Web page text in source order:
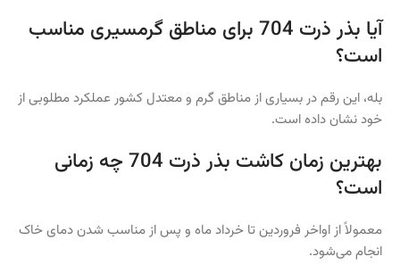
آیا بذر ذرت 704 برای مناطق گرمسیری مناسب
است؟
بله، این رقم در بسیاری از مناطق گرم و معتدل کشور عملکرد مطلوبی از
خود نشان داده است.
بهترین زمان کاشت بذر ذرت 704 چه زمانی
است؟
معمولاً از اواخر فروردین تا خرداد ماه و پس از مناسب شدن دمای خاک
انجام می‌شود.